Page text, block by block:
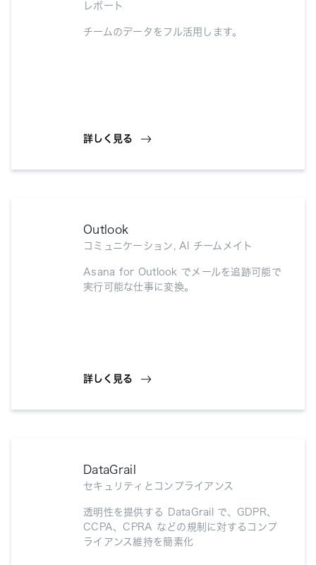
レポート
チームのデータをフル活用します。
詳しく見る
Outlook
コミュニケーション, AI チームメイト
Asana for Outlook でメールを追跡可能で
実行可能な仕事に変換。
詳しく見る
DataGrail
セキュリティとコンプライアンス
透明性を提供する DataGrail で、GDPR、
CCPA、CPRA などの規制に対するコンプ
ライアンス維持を簡素化